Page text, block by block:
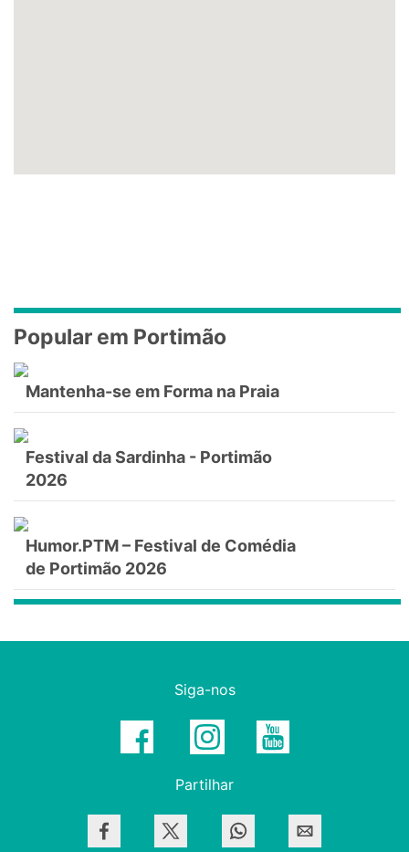
Popular em Portimão
Mantenha-se em Forma na Praia
Festival da Sardinha - Portimão
2026
Humor.PTM – Festival de Comédia
de Portimão 2026
Siga-nos
Partilhar